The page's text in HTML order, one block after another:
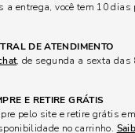
a entrega, você tem 10
DE ATENDIMENTO
, de segunda a sexta das
E RETIRE GRÁTIS
pelo site e retire grátis
no carrinho.